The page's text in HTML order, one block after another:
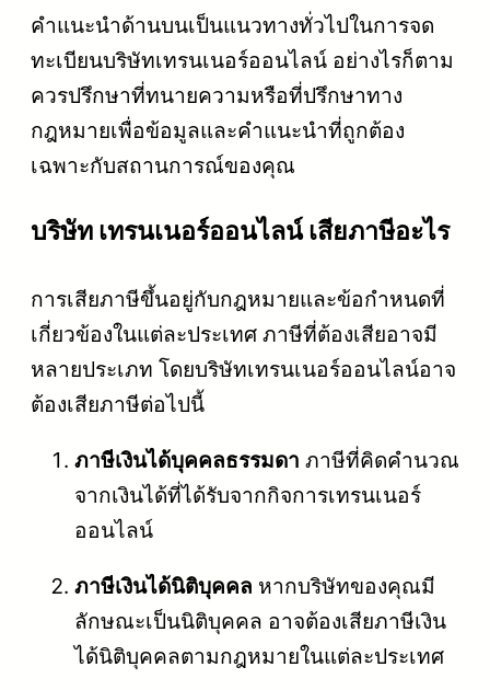
คำแนะนำด้านบนเป็นแนวทางทั่วไปในการจด
ทะเบียนบริษัทเทรนเนอร์ออนไลน์ อย่างไรก็ตาม
ควรปรึกษาที่ทนายความหรือที่ปรึกษาทาง
กฎหมายเพื่อข้อมูลและคำแนะนำที่ถูกต้อง
เฉพาะกับสถานการณ์ของคุณ
บริษัท เทรนเนอร์ออนไลน์ เสียภาษีอะไร
การเสียภาษีขึ้นอยู่กับกฎหมายและข้อกำหนดที่
เกี่ยวข้องในแต่ละประเทศ ภาษีที่ต้องเสียอาจมี
หลายประเภท โดยบริษัทเทรนเนอร์ออนไลน์อาจ
ต้องเสียภาษีต่อไปนี้
ภาษีเงินได้บุคคลธรรมดา ภาษีที่คิดคำนวณ
จากเงินได้ที่ได้รับจากกิจการเทรนเนอร์
ออนไลน์
ภาษีเงินได้นิติบุคคล หากบริษัทของคุณมี
ลักษณะเป็นนิติบุคคล อาจต้องเสียภาษีเงิน
ได้นิติบุคคลตามกฎหมายในแต่ละประเทศ